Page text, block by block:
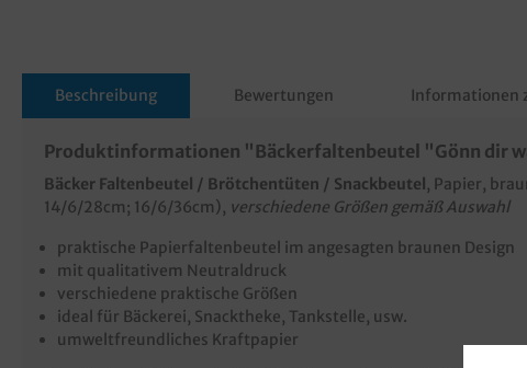
Beschreibung Bewertungen Informationen
Produktinformationen "Bäckerfaltenbeutel "Gönn dir
Bäcker Faltenbeutel / Brötchentüten / Snackbeutel
, Papier,
14/6/28cm; 16/6/36cm), verschiedene Größen gemäß Auswahl
praktische Papierfaltenbeutel im angesagten braunen Design
mit qualitativem Neutraldruck
verschiedene praktische Größen
ideal für Bäckerei, Snacktheke, Tankstelle, usw.
umweltfreundliches Kraftpapier